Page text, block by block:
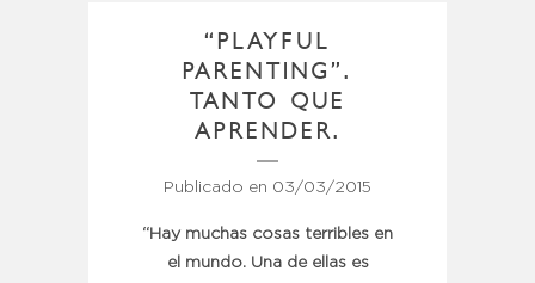
“PLAYFUL
PARENTING”.
TANTO QUE
APRENDER.
Publicado en 03/03/2015
“Hay muchas cosas terribles en
el mundo. Una de ellas es